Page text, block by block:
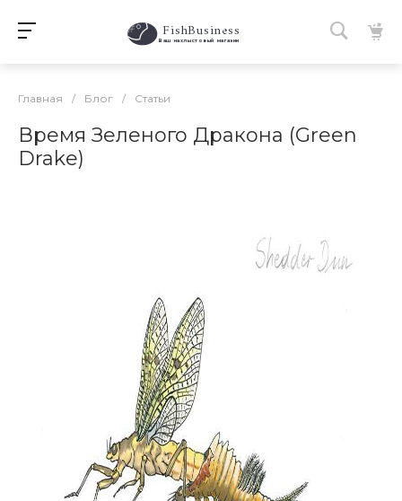
FishBusiness
Ваш нахлыстовый магазин
Главная / Блог / Статьи
Время Зеленого Дракона (Green
Drake)